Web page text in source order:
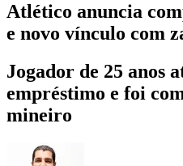
Atlético anuncia
e novo vínculo com
Jogador de 25 anos
empréstimo e foi
mineiro